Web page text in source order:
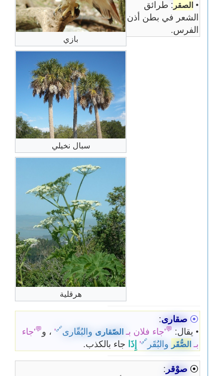
بازي
سبال نخيلي
هرقلية
• الصقر : طرائق
الشعر في بطن أذن
الفرس.
⦿ صقارى:
• يقال: 💬'جاء فلان بـ الصّقارىوالبُقّارى🔗
' ، و💬'جاء
بـ الصُّقَر والبُقَر 🔗
' إِذَاجاء بالكذب.
⦿ صوْقر :